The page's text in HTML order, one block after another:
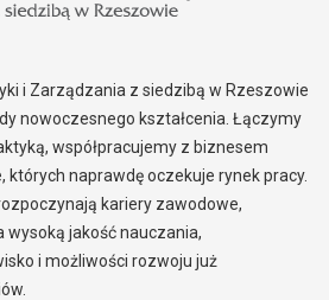
i Zarządzania z siedzibą w Rzeszowie
nowoczesnego kształcenia. Łączymy
współpracujemy z biznesem
naprawdę oczekuje rynek pracy.
kariery zawodowe,
wysoką jakość nauczania,
i możliwości rozwoju już